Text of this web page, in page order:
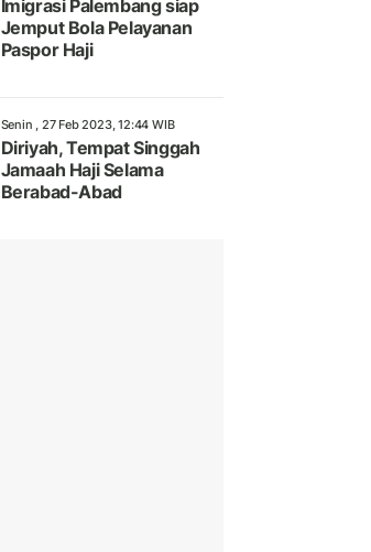
Imigrasi Palembang siap
Jemput Bola Pelayanan
Paspor Haji
Senin , 27 Feb 2023, 12:44 WIB
Diriyah, Tempat Singgah
Jamaah Haji Selama
Berabad-Abad